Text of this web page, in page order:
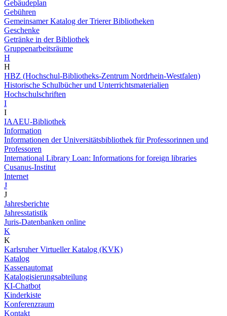
Gebäudeplan
Gebühren
Gemeinsamer Katalog der Trierer Bibliotheken
Geschenke
Getränke in der Bibliothek
Gruppenarbeitsräume
H
H
HBZ (Hochschul-Bibliotheks-Zentrum Nordrhein-Westfalen)
Historische Schulbücher und Unterrichtsmaterialien
Hochschulschriften
I
I
IAAEU-Bibliothek
Information
Informationen der Universitätsbibliothek für Professorinnen und
Professoren
International Library Loan: Informations for foreign libraries
Cusanus-Institut
Internet
J
J
Jahresberichte
Jahresstatistik
Juris-Datenbanken online
K
K
Karlsruher Virtueller Katalog (KVK)
Katalog
Kassenautomat
Katalogisierungsabteilung
KI-Chatbot
Kinderkiste
Konferenzraum
Kontakt